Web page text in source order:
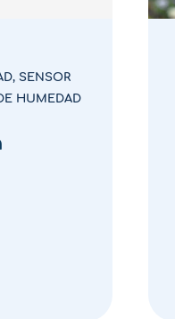
, SENSOR
HUMEDAD